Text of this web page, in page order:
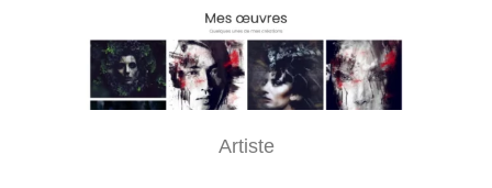
Artiste